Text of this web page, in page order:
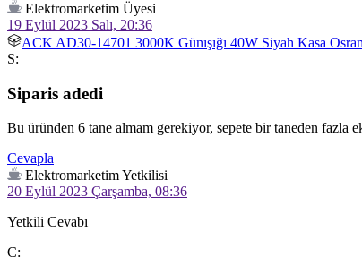
Elektromarketim Üyesi
19 Eylül 2023 Salı, 20:36
ACK AD30-14701 3000K Günışığı 40W Siyah Kasa
S:
Siparis adedi
Bu üründen 6 tane almam gerekiyor, sepete bir taneden fazla
Cevapla
Elektromarketim Yetkilisi
20 Eylül 2023 Çarşamba, 08:36
Yetkili Cevabı
C: